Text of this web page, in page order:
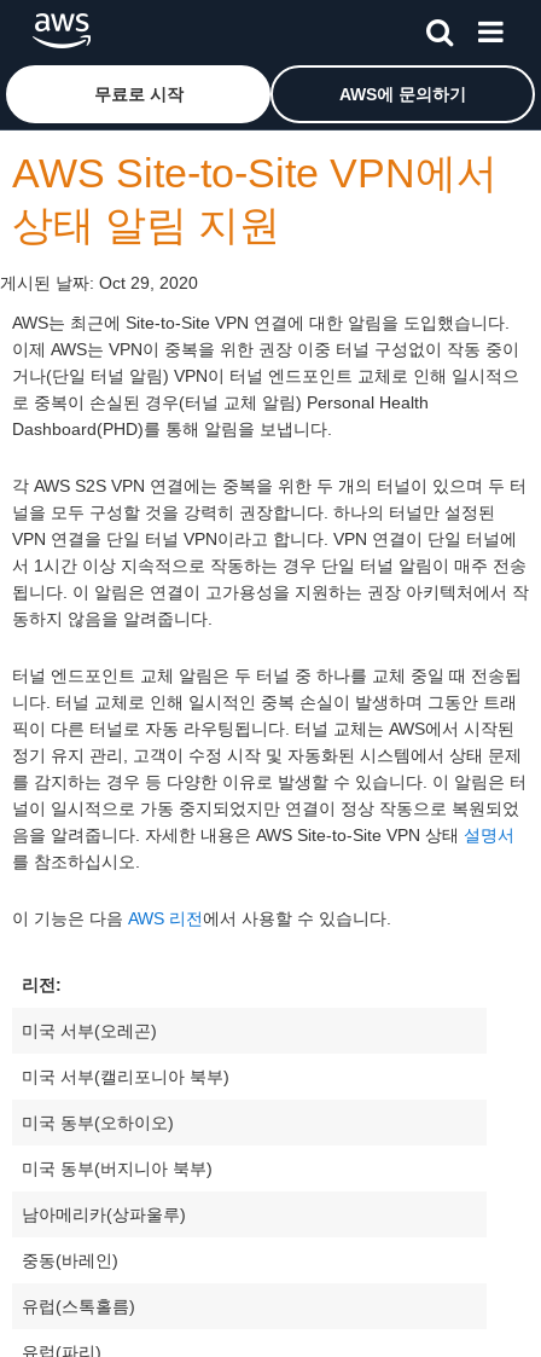
메인 콘텐츠로 건너뛰기Amazon Web Services 홈 페이지로 돌아가려면 여기를 클
무료로 시작 AWS에 문의하기
AWS Site-to-Site VPN에서
상태 알림 지원
게시된 날짜: Oct 29, 2020
AWS는 최근에 Site-to-Site VPN 연결에 대한 알림을 도입했습니다.
이제 AWS는 VPN이 중복을 위한 권장 이중 터널 구성없이 작동 중이
거나(단일 터널 알림) VPN이 터널 엔드포인트 교체로 인해 일시적으
로 중복이 손실된 경우(터널 교체 알림) Personal Health
Dashboard(PHD)를 통해 알림을 보냅니다.
각 AWS S2S VPN 연결에는 중복을 위한 두 개의 터널이 있으며 두 터
널을 모두 구성할 것을 강력히 권장합니다. 하나의 터널만 설정된
VPN 연결을 단일 터널 VPN이라고 합니다. VPN 연결이 단일 터널에
서 1시간 이상 지속적으로 작동하는 경우 단일 터널 알림이 매주 전송
됩니다. 이 알림은 연결이 고가용성을 지원하는 권장 아키텍처에서 작
동하지 않음을 알려줍니다.
터널 엔드포인트 교체 알림은 두 터널 중 하나를 교체 중일 때 전송됩
니다. 터널 교체로 인해 일시적인 중복 손실이 발생하며 그동안 트래
픽이 다른 터널로 자동 라우팅됩니다. 터널 교체는 AWS에서 시작된
정기 유지 관리, 고객이 수정 시작 및 자동화된 시스템에서 상태 문제
를 감지하는 경우 등 다양한 이유로 발생할 수 있습니다. 이 알림은 터
널이 일시적으로 가동 중지되었지만 연결이 정상 작동으로 복원되었
음을 알려줍니다. 자세한 내용은 AWS Site-to-Site VPN 상태 설명서
를 참조하십시오.
이 기능은 다음 AWS 리전에서 사용할 수 있습니다.
리전:
미국 서부(오레곤)
미국 서부(캘리포니아 북부)
미국 동부(오하이오)
미국 동부(버지니아 북부)
남아메리카(상파울루)
중동(바레인)
유럽(스톡홀름)
유럽(파리)